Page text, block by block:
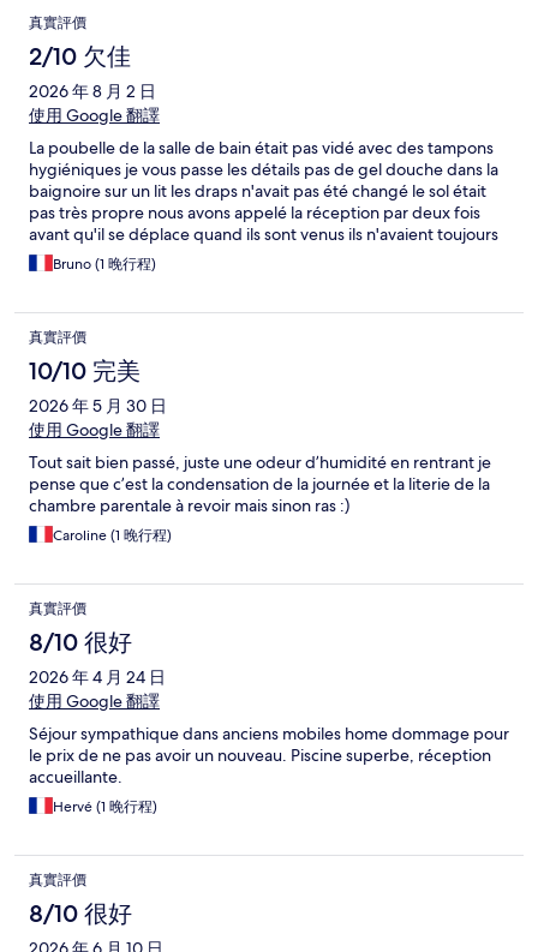
真實評價
2/10 欠佳
2026 年 8 月 2 日
使用 Google 翻譯
La poubelle de la salle de bain était pas vidé avec des tampons
hygiéniques je vous passe les détails pas de gel douche dans la
baignoire sur un lit les draps n'avait pas été changé le sol était
pas très propre nous avons appelé la réception par deux fois
avant qu'il se déplace quand ils sont venus ils n'avaient toujours
pas changé la poubelle la qualité de service est à revoir
dommage
Bruno (1 晚行程)
真實評價
10/10 完美
2026 年 5 月 30 日
使用 Google 翻譯
Tout sait bien passé, juste une odeur d’humidité en rentrant je
pense que c’est la condensation de la journée et la literie de la
chambre parentale à revoir mais sinon ras :)
Caroline (1 晚行程)
真實評價
8/10 很好
2026 年 4 月 24 日
使用 Google 翻譯
Séjour sympathique dans anciens mobiles home dommage pour
le prix de ne pas avoir un nouveau. Piscine superbe, réception
accueillante.
Hervé (1 晚行程)
真實評價
8/10 很好